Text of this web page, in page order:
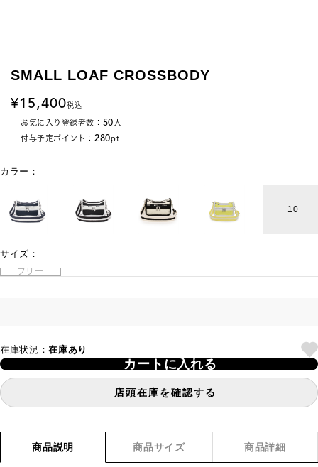
SMALL LOAF CROSSBODY
15,400税込
お気に入り登録者数： 50人
付与予定ポイント： 280pt
カラー：
10
サイズ：
フリー
在庫状況：在庫あり
カートに入れる
店頭在庫を確認する
商品説明 商品サイズ 商品詳細